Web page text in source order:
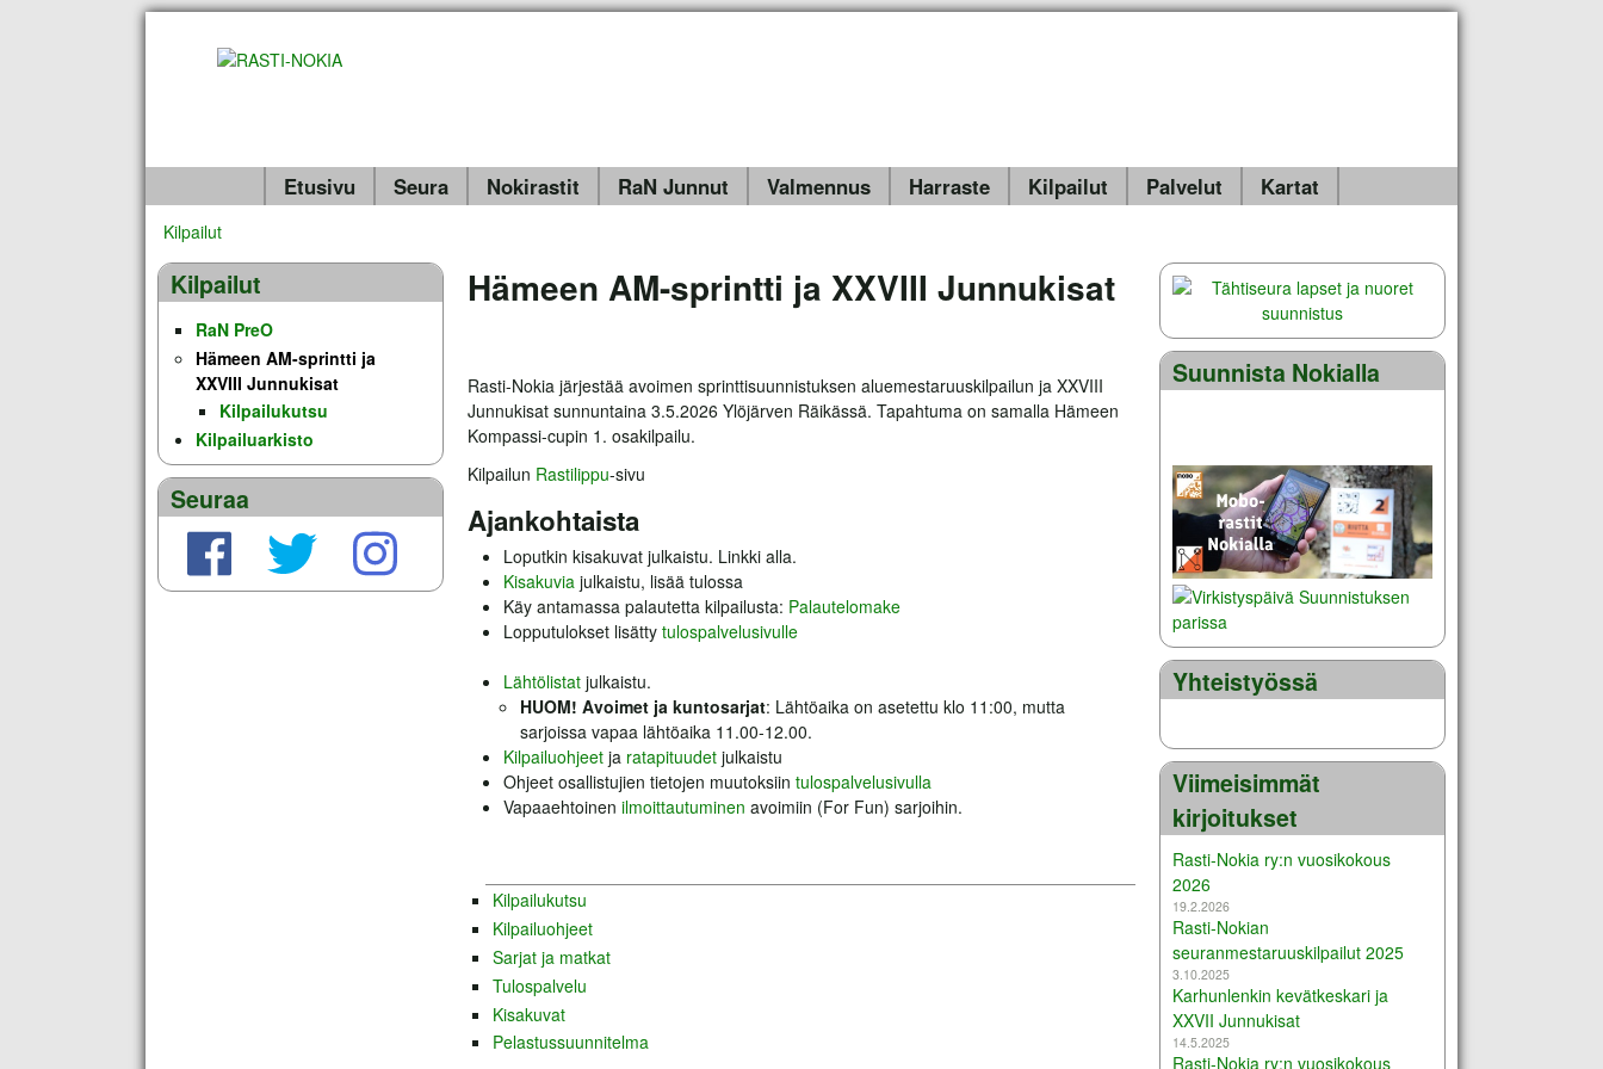
Valikko
Etusivu Seura Nokirastit RaN Junnut Valmennus Harraste Kilpailut Palvelut Kartat
Olet täällä
Kilpailut
Hämeen AM-sprintti ja XXVIII Junnukisat
Rasti-Nokia järjestää avoimen sprinttisuunnistuksen aluemestaruuskilpailun ja XXVIII
Junnukisat sunnuntaina 3.5.2026 Ylöjärven Räikässä. Tapahtuma on samalla Hämeen
Kompassi-cupin 1. osakilpailu.
Kilpailun Rastilippu-sivu
Ajankohtaista
Loputkin kisakuvat julkaistu. Linkki alla.
Kisakuvia julkaistu, lisää tulossa
Käy antamassa palautetta kilpailusta: Palautelomake
Lopputulokset lisätty tulospalvelusivulle
Lähtölistat julkaistu.
HUOM! Avoimet ja kuntosarjat: Lähtöaika on asetettu klo 11:00, mutta
sarjoissa vapaa lähtöaika 11.00-12.00.
Kilpailuohjeet ja ratapituudet julkaistu
Ohjeet osallistujien tietojen muutoksiin tulospalvelusivulla
Vapaaehtoinen ilmoittautuminen avoimiin (For Fun) sarjoihin.
Kilpailukutsu
Kilpailuohjeet
Sarjat ja matkat
Tulospalvelu
Kisakuvat
Pelastussuunnitelma
Kilpailut
RaN PreO
Hämeen AM-sprintti ja
XXVIII Junnukisat
Kilpailukutsu
Kilpailuarkisto
Seuraa
Suunnista Nokialla
Yhteistyössä
Viimeisimmät
kirjoitukset
Rasti-Nokia ry:n vuosikokous
2026
19.2.2026
Rasti-Nokian
seuranmestaruuskilpailut 2025
3.10.2025
Karhunlenkin kevätkeskari ja
XXVII Junnukisat
14.5.2025
Rasti-Nokia ry:n vuosikokous